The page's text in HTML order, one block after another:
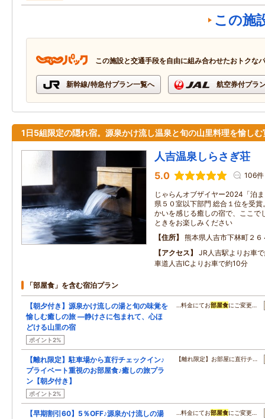
この施
この施設と交通手段を自由に組み合わせたおトクな
新幹線/特急付プラン一覧へ 航空券付プラ
1日5組限定の隠れ宿。源泉かけ流し温泉と旬の山里料理を愉しむ
人吉温泉しらさぎ荘
5.0 106件
じゃらんオブザイヤー2024「泊
県５０室以下部門 総合１位を受
かいを感じる癒しの宿で、ここで
ときをお楽しみください
住所
熊本県人吉市下林町２６
アクセス
JR人吉駅よりお車
車道人吉ICよりお車で約10分
「部屋食」を含む宿泊プラン
【朝夕付き】源泉かけ流しの湯と旬の味覚を
愉しむ癒しの旅 ―静けさに包まれて、心ほ
どける山里の宿
ポイント2%
…料金にてお部屋食にご変更…
【離れ限定】駐車場から直行チェックイン♪
プライベート重視のお部屋食♪癒しの旅プラ
ン【朝夕付き】
ポイント2%
【離れ限定】お部屋に直行チ…
【早期割引60】5％OFF♪源泉かけ流しの湯
…料金にてお部屋食にご変更…